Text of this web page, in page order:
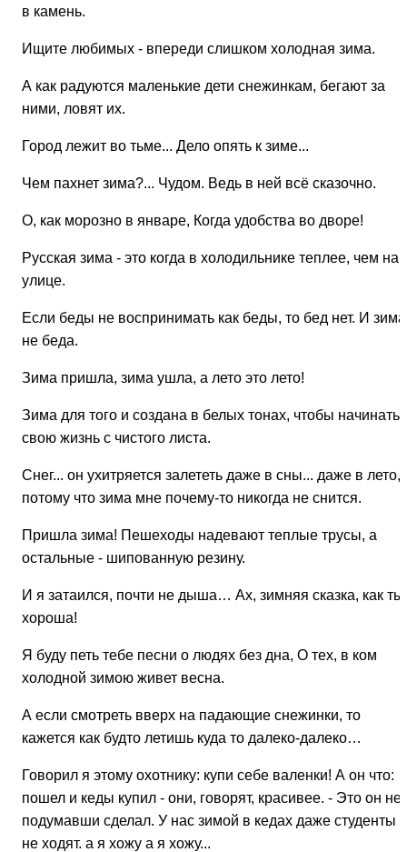
в камень.
Ищите любимых - впереди слишком холодная зима.
А как радуются маленькие дети снежинкам, бегают за
ними, ловят их.
Город лежит во тьме... Дело опять к зиме...
Чем пахнет зима?... Чудом. Ведь в ней всё сказочно.
О, как морозно в январе, Когда удобства во дворе!
Русская зима - это когда в холодильнике теплее, чем на
улице.
Если беды не воспринимать как беды, то бед нет. И
не беда.
Зима пришла, зима ушла, а лето это лето!
Зима для того и создана в белых тонах, чтобы начинать
свою жизнь с чистого листа.
Снег... он ухитряется залететь даже в сны... даже в лето,
потому что зима мне почему-то никогда не снится.
Пришла зима! Пешеходы надевают теплые трусы, а
остальные - шипованную резину.
И я затаился, почти не дыша… Ах, зимняя сказка, как ты
хороша!
Я буду петь тебе песни о людях без дна, О тех, в ком
холодной зимою живет весна.
А если смотреть вверх на падающие снежинки, то
кажется как будто летишь куда то далеко-далеко…
Говорил я этому охотнику: купи себе валенки! А он что:
пошел и кеды купил - они, говорят, красивее. - Это он не
подумавши сделал. У нас зимой в кедах даже студенты
не ходят. а я хожу а я хожу...